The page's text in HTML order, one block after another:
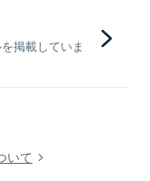
掲載していま
いて